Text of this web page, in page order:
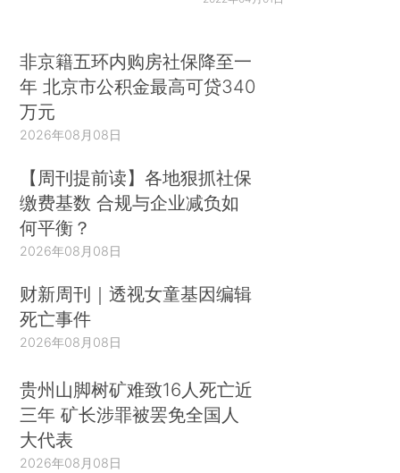
非京籍五环内购房社保降至一
年 北京市公积金最高可贷340
万元
2026年08月08日
【周刊提前读】各地狠抓社保
缴费基数 合规与企业减负如
何平衡？
2026年08月08日
财新周刊｜透视女童基因编辑
死亡事件
2026年08月08日
贵州山脚树矿难致16人死亡近
三年 矿长涉罪被罢免全国人
大代表
2026年08月08日